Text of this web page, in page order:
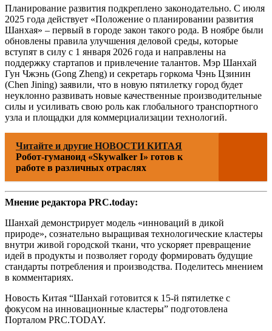
Планирование развития подкреплено законодательно. С июля
2025 года действует «Положение о планировании развития
Шанхая» – первый в городе закон такого рода. В ноябре были
обновлены правила улучшения деловой среды, которые
вступят в силу с 1 января 2026 года и направлены на
поддержку стартапов и привлечение талантов. Мэр Шанхай
Гун Чжэнь (Gong Zheng) и секретарь горкома Чэнь Цзинин
(Chen Jining) заявили, что в новую пятилетку город будет
неуклонно развивать новые качественные производительные
силы и усиливать свою роль как глобального транспортного
узла и площадки для коммерциализации технологий.
Читайте и другие НОВОСТИ КИТАЯ
Робот-гуманоид «Skywalker I» готов к
работе в различных отраслях
Мнение редактора PRC.today:
Шанхай демонстрирует модель «инноваций в дикой
природе», сознательно выращивая технологические кластеры
внутри живой городской ткани, что ускоряет превращение
идей в продукты и позволяет городу формировать будущие
стандарты потребления и производства. Поделитесь мнением
в комментариях.
Новость Китая “Шанхай готовится к 15-й пятилетке с
фокусом на инновационные кластеры” подготовлена
Порталом PRC.TODAY.